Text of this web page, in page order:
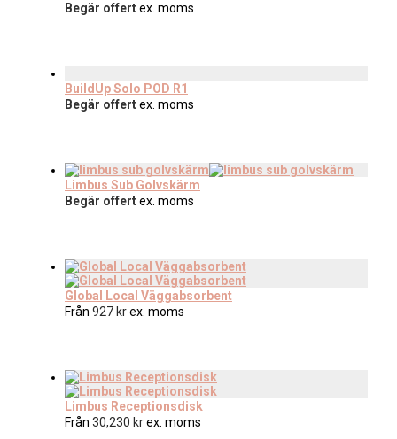
Begär offertex. moms
BuildUp Solo POD R1
Begär offertex. moms
Limbus Sub Golvskärm
Begär offertex. moms
Global Local Väggabsorbent
Från 927 krex. moms
Limbus Receptionsdisk
Från 30,230 krex. moms